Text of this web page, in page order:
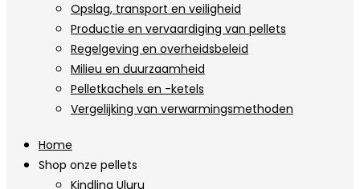
Opslag, transport en veiligheid
Productie en vervaardiging van pellets
Regelgeving en overheidsbeleid
Milieu en duurzaamheid
Pelletkachels en -ketels
Vergelijking van verwarmingsmethoden
Home
Shop onze pellets
Kindling Uluru